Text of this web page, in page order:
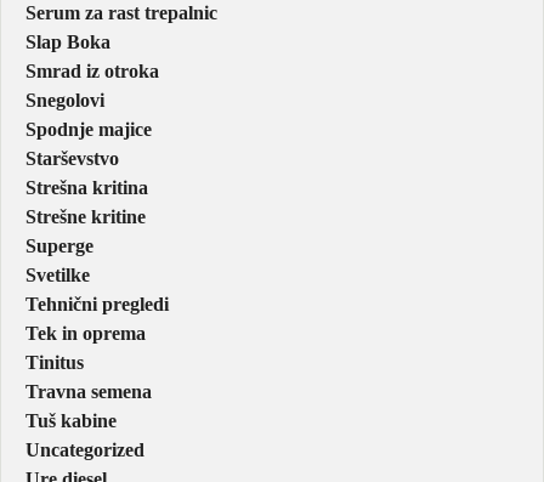
Serum za rast trepalnic
Slap Boka
Smrad iz otroka
Snegolovi
Spodnje majice
Starševstvo
Strešna kritina
Strešne kritine
Superge
Svetilke
Tehnični pregledi
Tek in oprema
Tinitus
Travna semena
Tuš kabine
Uncategorized